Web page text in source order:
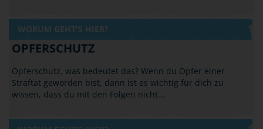
WORUM GEHT'S HIER?
OPFERSCHUTZ
Opferschutz, was bedeutet das? Wenn du Opfer einer
Straftat geworden bist, dann ist es wichtig für dich zu
wissen, dass du mit den Folgen nicht…